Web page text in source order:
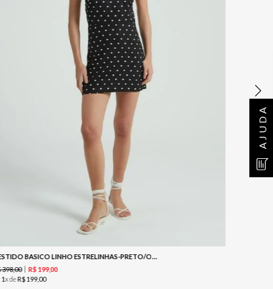
AJUDA
VESTIDO BASICO LINHO ESTRELINHAS-PRETO/OFF
398,00 R$199,00
1x deR$ 199,00